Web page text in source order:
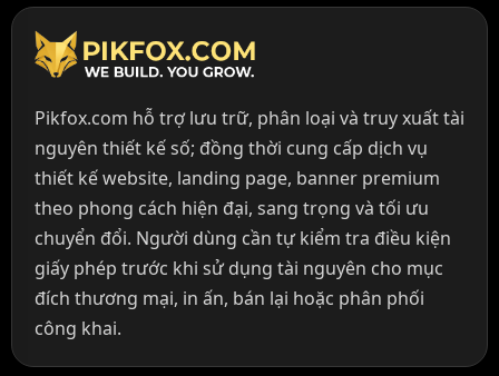
Pikfox.com hỗ trợ lưu trữ, phân loại và truy xuất tài
nguyên thiết kế số; đồng thời cung cấp dịch vụ
thiết kế website, landing page, banner premium
theo phong cách hiện đại, sang trọng và tối ưu
chuyển đổi. Người dùng cần tự kiểm tra điều kiện
giấy phép trước khi sử dụng tài nguyên cho mục
đích thương mại, in ấn, bán lại hoặc phân phối
công khai.